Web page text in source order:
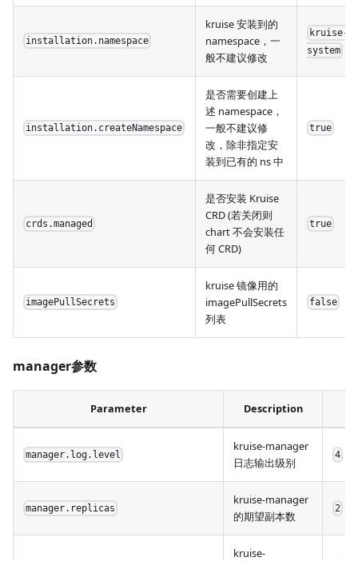
installation.namespace
kruise 安装到的
namespace，一
般不建议修改
kruise-
system
installation.createNamespace
是否需要创建上
述 namespace，
一般不建议修
改，除非指定安
装到已有的 ns 中
true
crds.managed
是否安装 Kruise
CRD (若关闭则
chart 不会安装任
何 CRD)
true
imagePullSecrets
kruise 镜像用的
imagePullSecrets
列表
false
manager参数
Parameter Description
manager.log.level
kruise-manager
日志输出级别
4
manager.replicas
kruise-manager
的期望副本数
2
kruise-